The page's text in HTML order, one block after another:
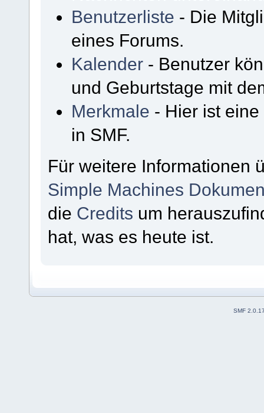
Benutzerliste - Die
eines Forums.
Kalender - Benutzer
und Geburtstage mit
Merkmale - Hier ist
in SMF.
Für weitere Informationen
Simple Machines
die Credits um
hat, was es heute ist.
SMF